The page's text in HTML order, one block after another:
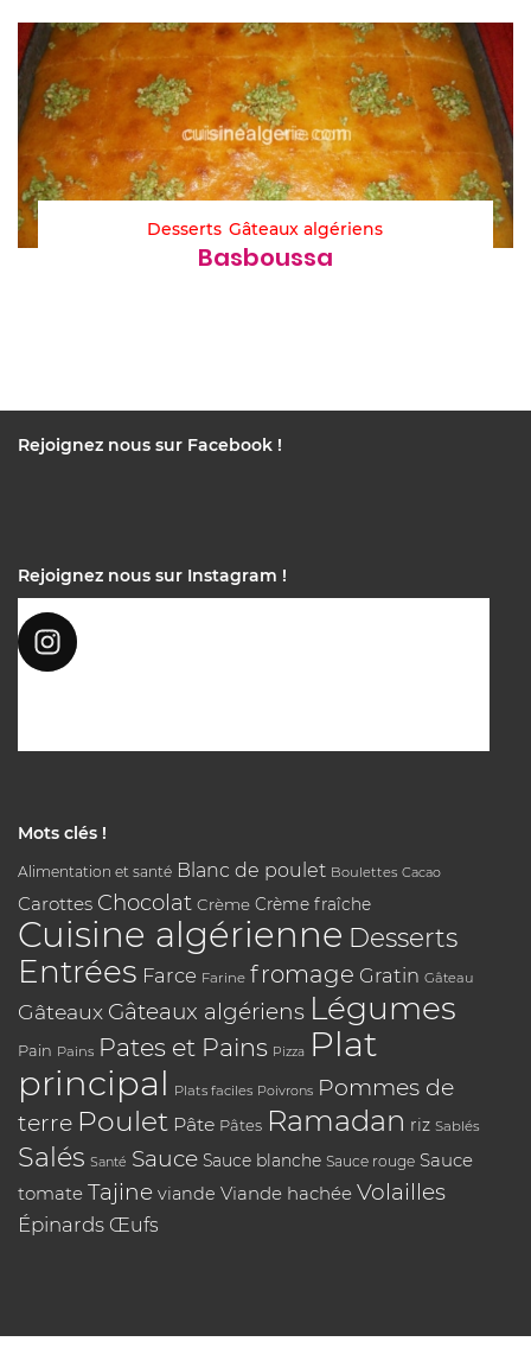
Desserts Gâteaux algériens
Basboussa
Rejoignez nous sur Facebook !
Rejoignez nous sur Instagram !
Mots clés !
Alimentation et santé Blanc de poulet Boulettes Cacao
Carottes Chocolat Crème Crème fraîche
Cuisine algérienne Desserts
Entrées Farce Farine fromage Gratin Gâteau
Gâteaux Gâteaux algériens Légumes
Pain Pains Pates et Pains Pizza Plat
principal Plats faciles Poivrons Pommes de
terre Poulet Pâte Pâtes Ramadan riz Sablés
Salés Santé Sauce Sauce blanche Sauce rouge Sauce
tomate Tajine viande Viande hachée Volailles
Épinards Œufs